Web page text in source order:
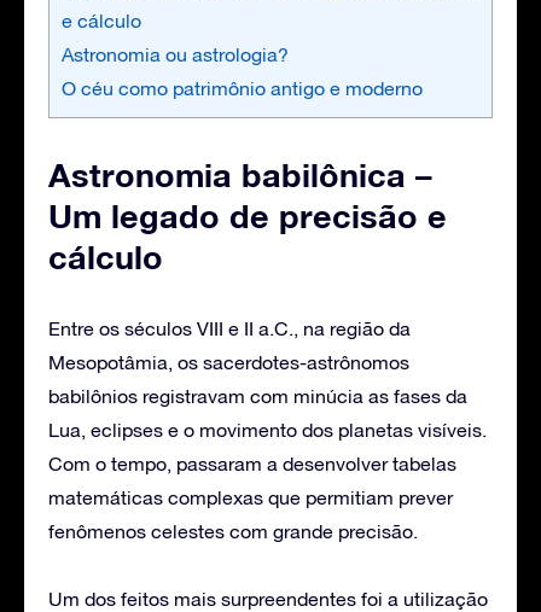
e cálculo
Astronomia ou astrologia?
O céu como patrimônio antigo e moderno
Astronomia babilônica –
Um legado de precisão e
cálculo
Entre os séculos VIII e II a.C., na região da
Mesopotâmia, os sacerdotes-astrônomos
babilônios registravam com minúcia as fases da
Lua, eclipses e o movimento dos planetas visíveis.
Com o tempo, passaram a desenvolver tabelas
matemáticas complexas que permitiam prever
fenômenos celestes com grande precisão.
Um dos feitos mais surpreendentes foi a utilização